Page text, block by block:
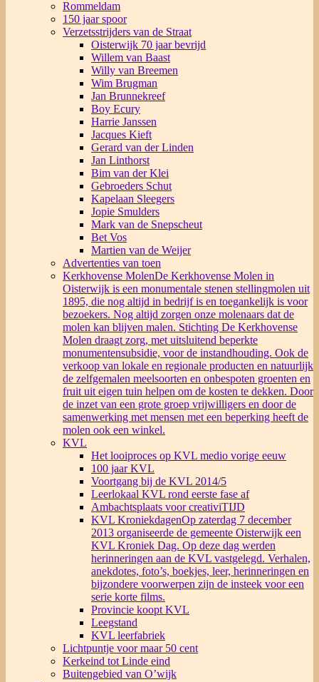
Rommeldam
150 jaar spoor
Verzetsstrijders van de Straat
Oisterwijk 70 jaar bevrijd
Willem van Baast
Willy van Breemen
Wim Brugman
Jan Brunnekreef
Boy Ecury
Harrie Janssen
Jacques Kieft
Gerard van der Linden
Jan Linthorst
Bim van der Klei
Gebroeders Schut
Kapelaan Sleegers
Jopie Smulders
Mark van de Snepscheut
Bet Vos
Martien van de Weijer
Advertenties van toen
Kerkhovense MolenDe Kerkhovense Molen in
Oisterwijk is een monumentale stenen stellingmolen uit
1895, die nog altijd in bedrijf is en toegankelijk is voor
bezoekers. Nog altijd zorgen onze molenaars dat de
molen kan blijven malen. Stichting De Kerkhovense
Molen draagt zorg, met uitsluitend beperkte
monumentensubsidie, voor de instandhouding. Ook de
verkoop van lokale en regionale producten en natuurlijk
de zelfgemalen meelsoorten en onbespoten groenten en
fruit uit eigen tuin helpen om de kosten te dekken. Door
de inzet van een grote groep vrijwilligers en door de
samenwerking met mensen met een beperking heeft de
molen ook een winkel.
KVL
Het looiproces op KVL medio vorige eeuw
100 jaar KVL
Voortgang bij de KVL 2014/5
Leerlokaal KVL rond eerste fase af
Ambachtsplaats voor creativiTIJD
KVL KroniekdagenOp zaterdag 7 december
2013 organiseerde de gemeente Oisterwijk een
KVL Kroniek Dag. Op deze dag werden
herinneringen aan de KVL vastgelegd. Verhalen,
anekdotes, foto’s, boekjes, leer, herinneringen en
bijzondere voorwerpen zijn de insteek voor een
serie korte films.
Provincie koopt KVL
Leegstand
KVL leerfabriek
Lichtpuntje voor maar 50 cent
Kerkeind tot Linde eind
Buitengebied van O’wijk